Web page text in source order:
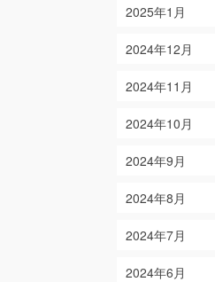
2025年1月
2024年12月
2024年11月
2024年10月
2024年9月
2024年8月
2024年7月
2024年6月